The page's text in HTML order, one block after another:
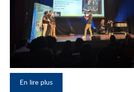
En lire plus